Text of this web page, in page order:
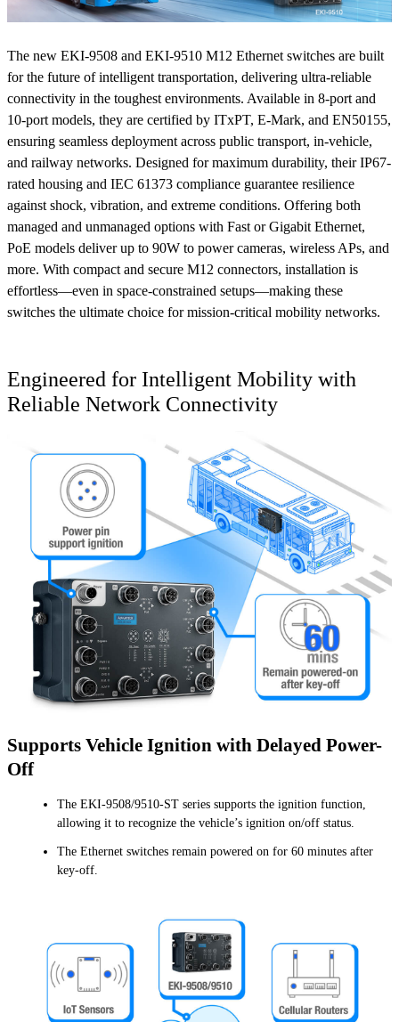
The new EKI-9508 and EKI-9510 M12 Ethernet switches are built
for the future of intelligent transportation, delivering ultra-reliable
connectivity in the toughest environments. Available in 8-port and
10-port models, they are certified by ITxPT, E-Mark, and EN50155,
ensuring seamless deployment across public transport, in-vehicle,
and railway networks. Designed for maximum durability, their IP67-
rated housing and IEC 61373 compliance guarantee resilience
against shock, vibration, and extreme conditions. Offering both
managed and unmanaged options with Fast or Gigabit Ethernet,
PoE models deliver up to 90W to power cameras, wireless APs, and
more. With compact and secure M12 connectors, installation is
effortless—even in space-constrained setups—making these
switches the ultimate choice for mission-critical mobility networks.
Engineered for Intelligent Mobility with
Reliable Network Connectivity
Supports Vehicle Ignition with Delayed Power-
Off
The EKI-9508/9510-ST series supports the ignition function,
allowing it to recognize the vehicle’s ignition on/off status.
The Ethernet switches remain powered on for 60 minutes after
key-off.